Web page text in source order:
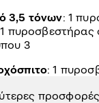
3,5 τόνων: 1
πυροσβεστήρας
3
: 1